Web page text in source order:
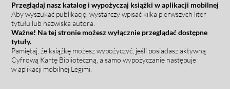
Przeglądaj nasz katalog i wypożyczaj książki w aplikacji mobilnej
Aby wyszukać publikację, wystarczy wpisać kilka pierwszych liter
tytułu lub nazwiska autora.
Ważne! Na tej stronie możesz wyłącznie przeglądać dostępne
tytuły.
Pamiętaj, że książkę możesz wypożyczyć, jeśli posiadasz aktywną
Cyfrową Kartę Biblioteczną, a samo wypożyczanie następuje
w aplikacji mobilnej Legimi.